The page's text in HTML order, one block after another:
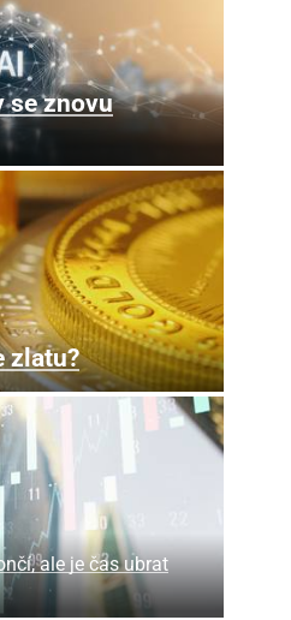
se znovu
zlatu?
ale je čas ubrat